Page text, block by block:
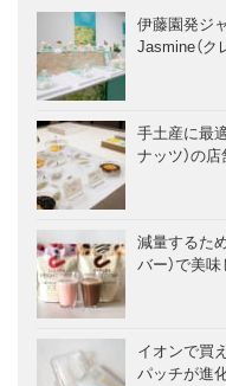
伊藤園発ジ
Jasmine（ク
手土産に最
ナッツ）の
減量するた
バー）で美
イオンで買
パッチが進